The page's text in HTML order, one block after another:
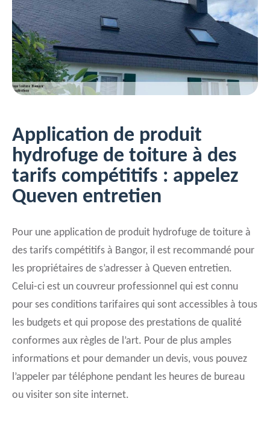
Application de produit
hydrofuge de toiture à des
tarifs compétitifs : appelez
Queven entretien
Pour une application de produit hydrofuge de toiture à
des tarifs compétitifs à Bangor, il est recommandé pour
les propriétaires de s’adresser à Queven entretien.
Celui-ci est un couvreur professionnel qui est connu
pour ses conditions tarifaires qui sont accessibles à tous
les budgets et qui propose des prestations de qualité
conformes aux règles de l’art. Pour de plus amples
informations et pour demander un devis, vous pouvez
l’appeler par téléphone pendant les heures de bureau
ou visiter son site internet.